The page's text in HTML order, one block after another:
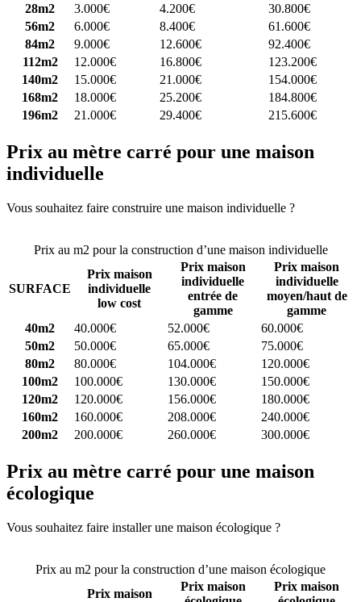
28m2
3.000€ 4.200€
30.800€
56m2
6.000€ 8.400€
61.600€
84m2
9.000€ 12.600€
92.400€
112m2
12.000€ 16.800€
123.200€
140m2
15.000€ 21.000€
154.000€
168m2
18.000€ 25.200€
184.800€
196m2
21.000€ 29.400€ 215.600€
Prix au mètre carré pour une maison
individuelle
Vous souhaitez faire construire une maison individuelle ?
Prix au m2 pour la construction d’une maison individuelle
SURFACE
Prix maison
individuelle
low cost
Prix maison
individuelle
entrée de
gamme
Prix maison
individuelle
moyen/haut de
gamme
40m2
40.000€ 52.000€
60.000€
50m2
50.000€ 65.000€
75.000€
80m2
80.000€ 104.000€
120.000€
100m2
100.000€ 130.000€
150.000€
120m2
120.000€ 156.000€
180.000€
160m2
160.000€ 208.000€
240.000€
200m2
200.000€ 260.000€ 300.000€
Prix au mètre carré pour une maison
écologique
Vous souhaitez faire installer une maison écologique ?
Prix au m2 pour la construction d’une maison écologique
Prix maison
Prix maison
Prix maison